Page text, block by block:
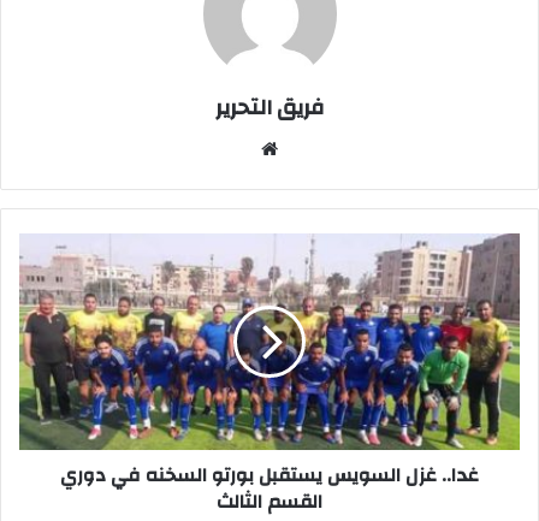
فريق التحرير
غدا..
غزل
السويس
يستقبل
بورتو
السخنه
في
دوري
القسم
غدا.. غزل السويس يستقبل بورتو السخنه في دوري
القسم الثالث